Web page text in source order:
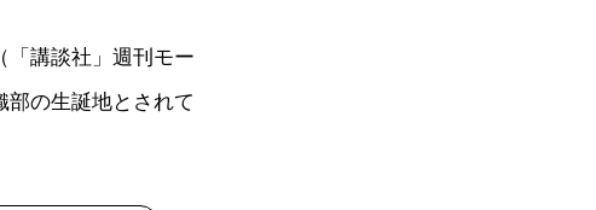
「講談社」週刊モー
部の生誕地とされて